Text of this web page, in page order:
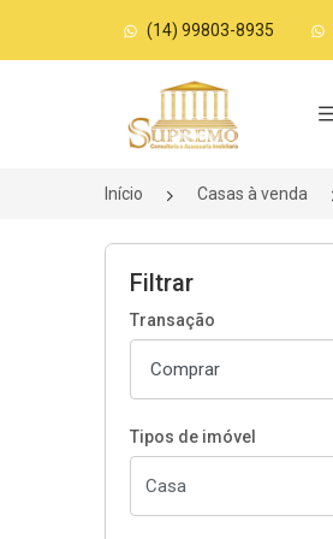
(14) 99803-8935
Página inicial
Início Casas à venda
Filtrar
Transação
Tipos de imóvel